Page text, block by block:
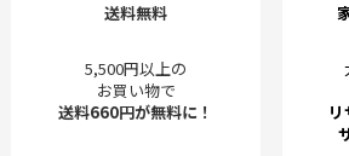
送料無料
5,500円以上の
お買い物で
送料660円が無料に！